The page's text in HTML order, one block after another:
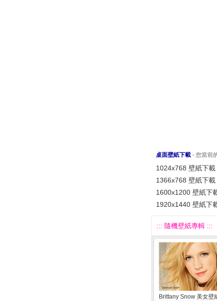
桌面壁紙下載 - 您當前
1024x768 壁紙下載
1366x768 壁紙下載
1600x1200 壁紙下
1920x1440 壁紙下
::: 隨機壁紙專輯 :::
Brittany Snow 美女壁